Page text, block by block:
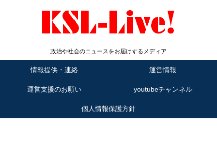
政治や社会のニュースをお届けするメディア
情報提供・連絡 運営情報
運営支援のお願い youtubeチャンネル
個人情報保護方針